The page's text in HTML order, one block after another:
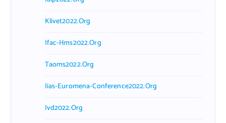
Klivet2022.org
Ifac-Hms2022.org
Taoms2022.org
Iias-Euromena-Conference2022.org
Ivd2022.org